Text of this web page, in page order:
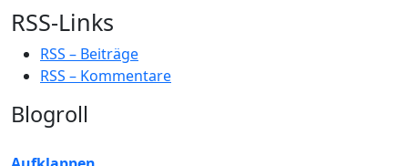
RSS-Links
RSS – Beiträge
RSS – Kommentare
Blogroll